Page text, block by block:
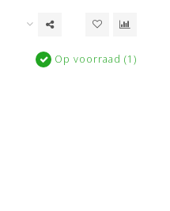
Op voorraad (1)